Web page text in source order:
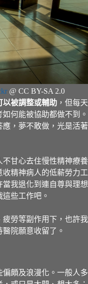
@ CC BY-SA 2.0
以被調整或輔助 ，但每天
何能被協助都做不到。
，夢不敢做，光是活著
甘心去住慢性精神療養
精神病人的低薪勞力工
我退化到連自尊與理想
些工作吧。
勞等副作用下，也許我
院願意收留了。
頗及浪漫化。一般人多